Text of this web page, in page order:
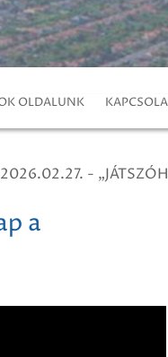
OLDALUNK
-
a